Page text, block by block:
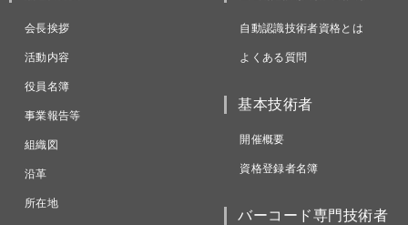
会長挨拶
活動内容
役員名簿
事業報告等
組織図
沿革
所在地
自動認識技術者資格とは
よくある質問
基本技術者
開催概要
資格登録者名簿
バーコード専門技術者